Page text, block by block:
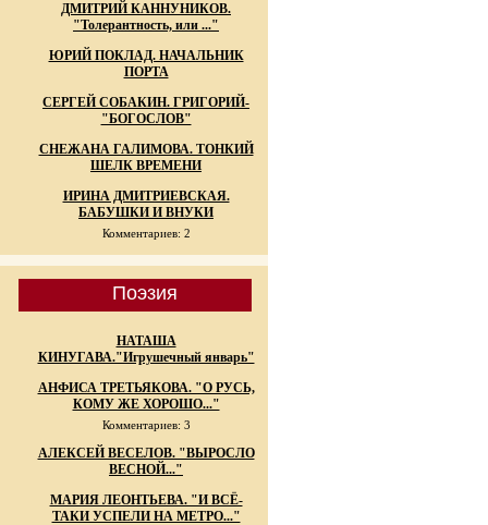
ДМИТРИЙ КАННУНИКОВ.
"Толерантность, или ..."
ЮРИЙ ПОКЛАД. НАЧАЛЬНИК
ПОРТА
СЕРГЕЙ СОБАКИН. ГРИГОРИЙ-
"БОГОСЛОВ"
СНЕЖАНА ГАЛИМОВА. ТОНКИЙ
ШЕЛК ВРЕМЕНИ
ИРИНА ДМИТРИЕВСКАЯ.
БАБУШКИ И ВНУКИ
Комментариев: 2
Поэзия
НАТАША
КИНУГАВА."Игрушечный январь"
АНФИСА ТРЕТЬЯКОВА. "О РУСЬ,
КОМУ ЖЕ ХОРОШО..."
Комментариев: 3
АЛЕКСЕЙ ВЕСЕЛОВ. "ВЫРОСЛО
ВЕСНОЙ..."
МАРИЯ ЛЕОНТЬЕВА. "И ВСЁ-
ТАКИ УСПЕЛИ НА МЕТРО..."